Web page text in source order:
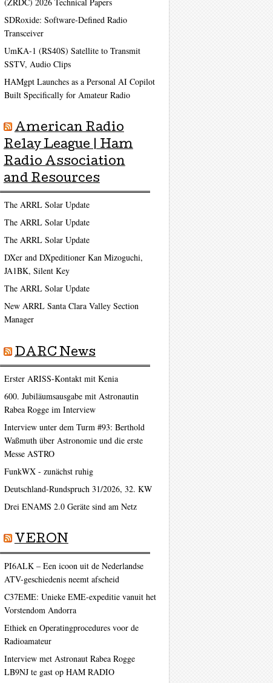
SDRoxide: Software-Defined Radio
Transceiver
UmKA-1 (RS40S) Satellite to Transmit
SSTV, Audio Clips
HAMgpt Launches as a Personal AI Copilot
Built Specifically for Amateur Radio
American Radio
Relay League | Ham
Radio Association
and Resources
The ARRL Solar Update
The ARRL Solar Update
The ARRL Solar Update
DXer and DXpeditioner Kan Mizoguchi,
JA1BK, Silent Key
The ARRL Solar Update
New ARRL Santa Clara Valley Section
Manager
DARC News
Erster ARISS-Kontakt mit Kenia
600. Jubiläumsausgabe mit Astronautin
Rabea Rogge im Interview
Interview unter dem Turm #93: Berthold
Waßmuth über Astronomie und die erste
Messe ASTRO
FunkWX - zunächst ruhig
Deutschland-Rundspruch 31/2026, 32. KW
Drei ENAMS 2.0 Geräte sind am Netz
VERON
PI6ALK – Een icoon uit de Nederlandse
ATV-geschiedenis neemt afscheid
C37EME: Unieke EME-expeditie vanuit het
Vorstendom Andorra
Ethiek en Operatingprocedures voor de
Radioamateur
Interview met Astronaut Rabea Rogge
LB9NJ te gast op HAM RADIO